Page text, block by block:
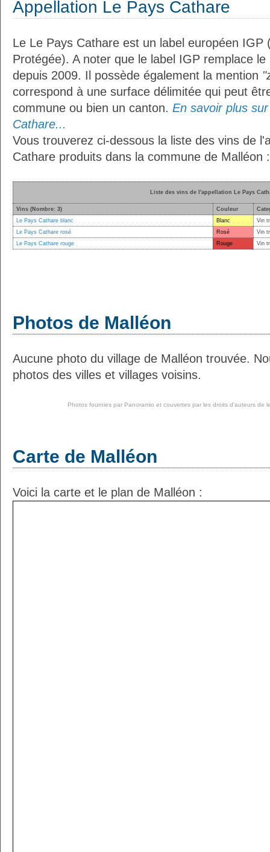
Appellation Le Pays Cathare
Le Le Pays Cathare est un label européen IGP
Protégée). A noter que le label IGP remplace
depuis 2009. Il possède également la mention
correspond à une surface délimitée qui peut
commune ou bien un canton. En savoir plus
Cathare...
Vous trouverez ci-dessous la liste des vins de
Cathare produits dans la commune de Malléon :
Liste des vins de l'appellation Le Pays
Vins (Nombre: 3) Couleur
Le Pays Cathare blanc
Blanc
Vin
Le Pays Cathare rosé
Rosé
Vin
Le Pays Cathare rouge
Rouge Vin
Photos de Malléon
Aucune photo du village de Malléon trouvée.
photos des villes et villages voisins.
Photos fournies par Panoramio et couvertes par les droits d'auteurs de
Carte de Malléon
Voici la carte et le plan de Malléon :